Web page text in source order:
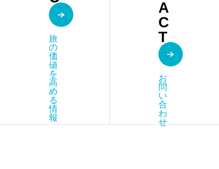
ANIK
A
旅
の
価
値
を
高
め
る
情
報
A
C
T
お
問
い
合
わ
せ